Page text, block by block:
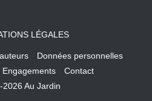
LÉGALES
Données personnelles
Engagements
Contact
Au Jardin